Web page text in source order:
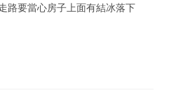
路要當心房子上面有結冰落下